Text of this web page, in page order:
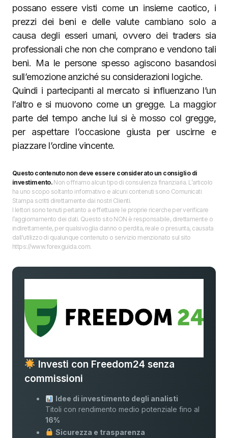
possano essere visti come un insieme caotico, i
prezzi dei beni e delle valute cambiano solo a
causa degli esseri umani, ovvero dei traders sia
professionali che non che comprano e vendono tali
beni. Ma le persone spesso agiscono basandosi
sull’emozione anziché su considerazioni logiche.
Quindi i partecipanti al mercato si influenzano l’un
l’altro e si muovono come un gregge. La maggior
parte del tempo anche lui si è mosso col gregge,
per aspettare l’occasione giusta per uscirne e
piazzare l’ordine vincente.
Questo contenuto non deve essere considerato un consiglio di
investimento.Non offriamo alcun tipo di consulenza finanziaria. L’articolo
ha uno scopo soltanto informativo e alcuni contenuti sono Comunicati
Stampa scritti direttamente dai nostri Clienti.
I lettori sono tenuti pertanto a effettuare le proprie ricerche per verificare
l’aggiornamento dei dati. Questo sito NON è responsabile, direttamente o
indirettamente, per qualsivoglia danno o perdita, reale o presunta, causata
dall'utilizzo di qualunque contenuto o servizio menzionato sul sito
https://www.forexguida.com.
Investi con Freedom24 senza
commissioni
Idee di investimento degli analisti
Titoli con rendimento medio potenziale fino al
16%
Sicurezza e trasparenza